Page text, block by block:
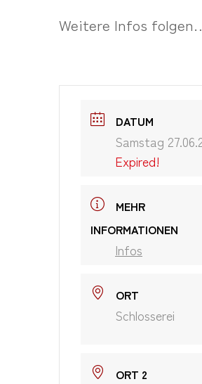
Weitere Infos
DATUM
Samstag
Expired!
MEHR
INFORMATIONEN
Infos
ORT
Schlosserei
ORT 2